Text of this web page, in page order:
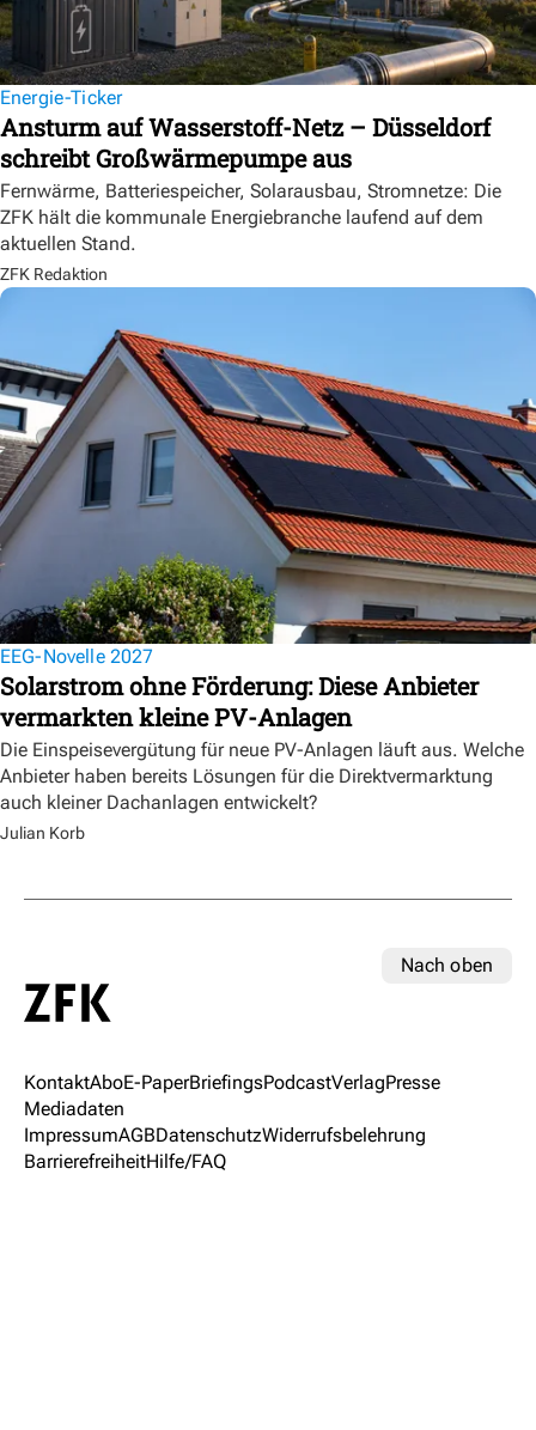
Energie-Ticker
Ansturm auf Wasserstoff-Netz – Düsseldorf
schreibt Großwärmepumpe aus
Fernwärme, Batteriespeicher, Solarausbau, Stromnetze: Die
ZFK hält die kommunale Energiebranche laufend auf dem
aktuellen Stand.
ZFK Redaktion
EEG-Novelle 2027
Solarstrom ohne Förderung: Diese Anbieter
vermarkten kleine PV-Anlagen
Die Einspeisevergütung für neue PV-Anlagen läuft aus. Welche
Anbieter haben bereits Lösungen für die Direktvermarktung
auch kleiner Dachanlagen entwickelt?
Julian Korb
Nach oben
KontaktAboE-PaperBriefingsPodcastVerlagPresse
Mediadaten
ImpressumAGBDatenschutzWiderrufsbelehrung
BarrierefreiheitHilfe/FAQ